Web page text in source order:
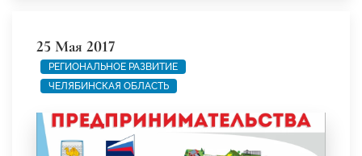
25 Мая 2017
РЕГИОНАЛЬНОЕ РАЗВИТИЕ
ЧЕЛЯБИНСКАЯ ОБЛАСТЬ